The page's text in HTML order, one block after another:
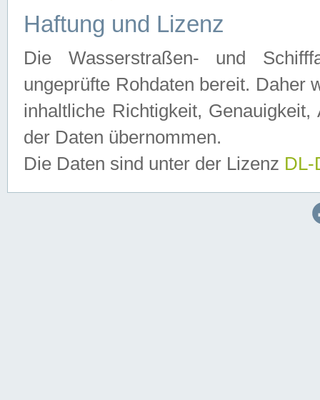
Haftung und Lizenz
Die Wasserstraßen- und
ungeprüfte Rohdaten bereit. Daher
inhaltliche Richtigkeit,
der Daten übernommen.
Die Daten sind unter der Lizenz